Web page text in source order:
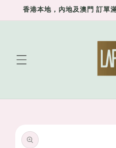
Skip to
香港本地，內地及澳門 訂單
product
information